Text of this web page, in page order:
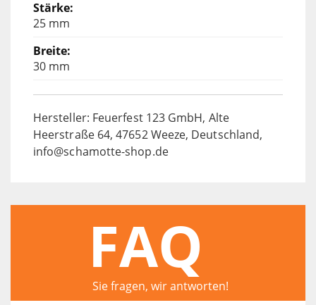
25 mm
30 mm
Hersteller: Feuerfest 123 GmbH, Alte
Heerstraße 64, 47652 Weeze, Deutschland,
info@schamotte-shop.de
FAQ
Sie fragen, wir antworten!